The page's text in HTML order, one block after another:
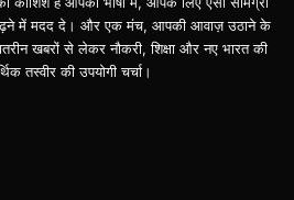
में मदद दे। और एक मंच, आपकी आवाज़ उठाने के
खबरों से लेकर नौकरी, शिक्षा और नए भारत की
तस्वीर की उपयोगी चर्चा।